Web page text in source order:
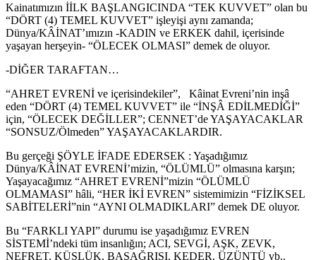
Kainatımızın İİLK BAŞLANGICINDA “TEK KUVVET” olan bu
“DÖRT (4) TEMEL KUVVET” işleyişi aynı zamanda;
Dünya/KÂİNAT’ımızın -KADIN ve ERKEK dahil, içerisinde
yaşayan herşeyin- “ÖLECEK OLMASI” demek de oluyor.
-DİĞER TARAFTAN…
“AHRET EVRENİ ve içerisindekiler”, Kâinat Evreni’nin inşâ
eden “DÖRT (4) TEMEL KUVVET” ile “İNŞÂ EDİLMEDİĞİ”
için, “ÖLECEK DEĞİLLER”; CENNET’de YAŞAYACAKLAR
“SONSUZ/Ölmeden” YAŞAYACAKLARDIR.
Bu gerçeği ŞÖYLE İFADE EDERSEK : Yaşadığımız
Dünya/KÂİNAT EVRENİ’mizin, “ÖLÜMLÜ” olmasına karşın;
Yaşayacağımız “AHRET EVRENİ”mizin “ÖLÜMLÜ
OLMAMASI” hâli, “HER İKİ EVREN” sistemimizin “FİZİKSEL
SABİTELERİ”nin “AYNI OLMADIKLARI” demek DE oluyor.
Bu “FARKLI YAPI” durumu ise yaşadığımız EVREN
SİSTEMİ’ndeki tüm insanlığın; ACI, SEVGİ, AŞK, ZEVK,
NEFRET, KÜSLÜK, BAŞAĞRISI, KEDER, ÜZÜNTÜ vb..